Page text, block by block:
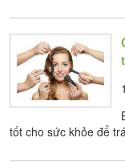
tốt cho sức khỏe để